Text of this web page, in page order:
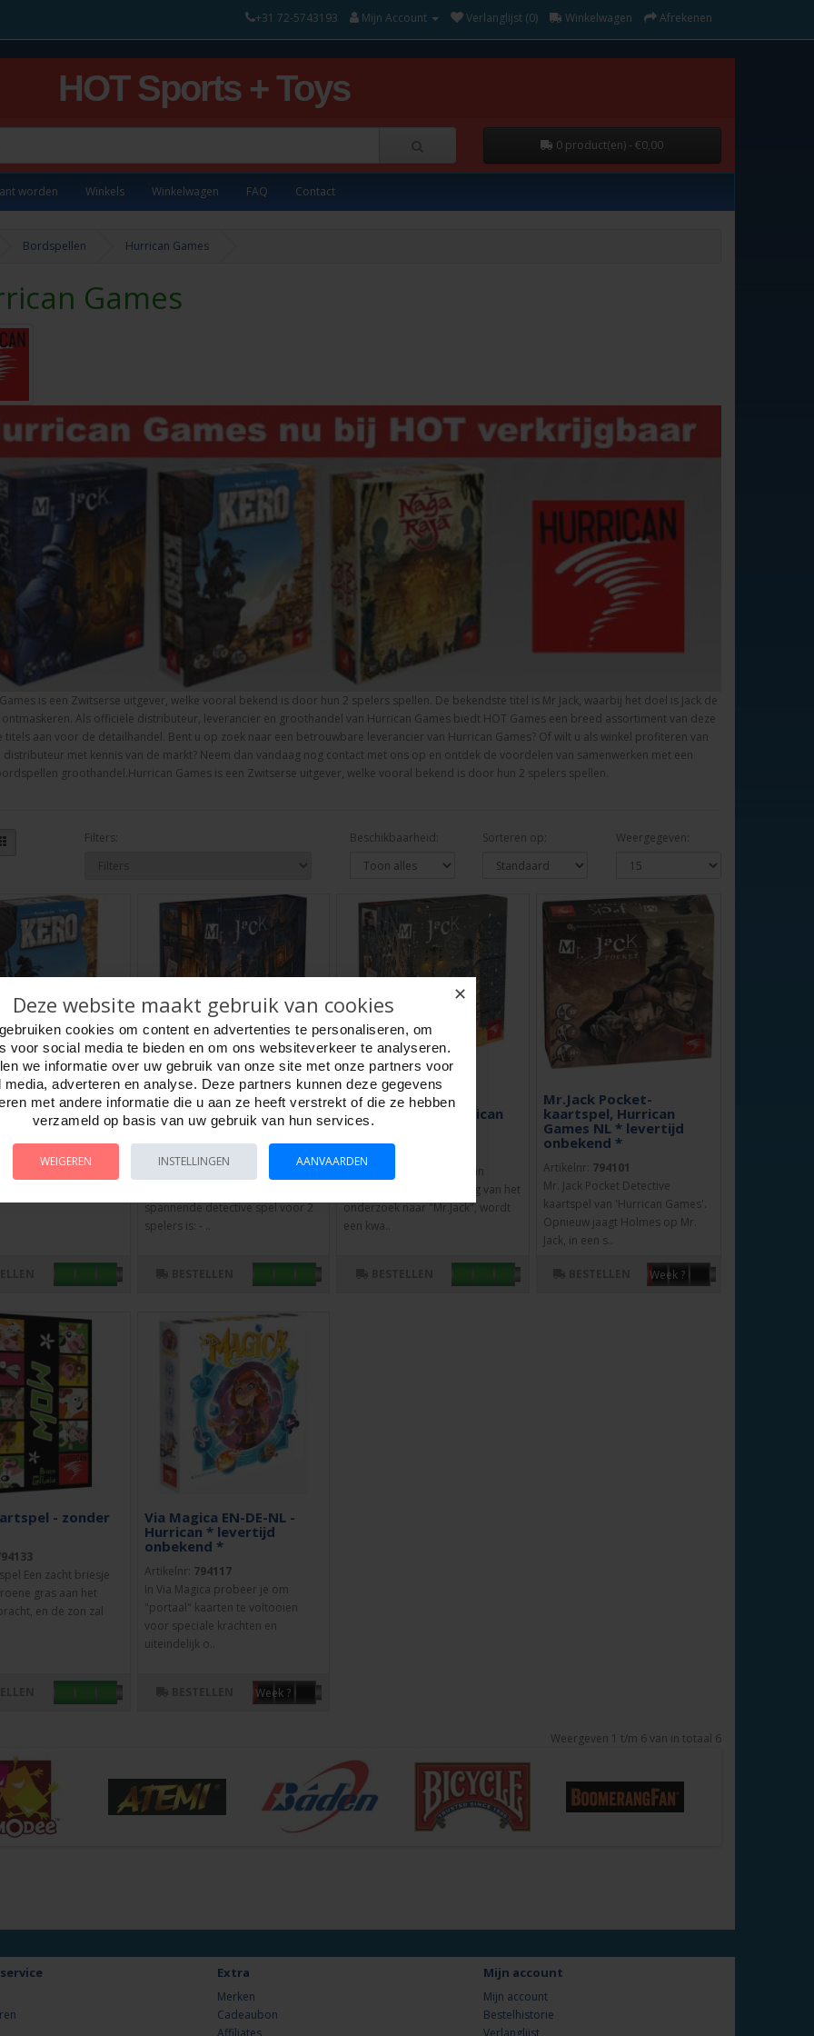
+31 72-5743193 Mijn Account Verlanglijst (0) Winkelwagen Afrekenen
HOT Sports + Toys
0 product(en) - €0,00
worden Winkels Winkelwagen FAQ Contact
Bordspellen Hurrican Games
Games
is een Zwitserse uitgever, welke vooral bekend is door hun 2 spelers spellen. De bekendste titel is Mr Jack, waarbij het doel is Jack de
Als officiële distributeur, leverancier en groothandel van Hurrican Games biedt HOT Games een breed assortiment van deze
titels aan voor de detailhandel. Bent u op zoek naar een betrouwbare leverancier van Hurrican Games? Of wilt u als winkel profiteren van
distributeur met kennis van de markt? Neem dan vandaag nog contact met ons op en ontdek de voordelen van samenwerken met een
groothandel.Hurrican Games is een Zwitserse uitgever, welke vooral bekend is door hun 2 spelers spellen.
Filters: Beschikbaarheid: Sorteren op: Weergegeven:
Hurrican
Games Het is juni
- KERO- is
Mr.Jack (Londen)
bordspel, Hurrican Games
NL
spannende detective spel voor 2
spelers is: - ..
Mr.Jack New
York,bordspel,Hurrican
Games
Mr. Jack New York, Hurrican
Games NL Naar aanleiding van het
onderzoek naar "Mr.Jack", wordt
een kwa..
Mr.Jack Pocket-
kaartspel, Hurrican
Games NL * levertijd
onbekend *
Artikelnr: 794101
Mr. Jack Pocket Detective
kaartspel van 'Hurrican Games'.
Opnieuw jaagt Holmes op Mr.
Jack, in een s..
Week ?
- zonder
Een zacht briesje
gras aan het
en de zon zal
Via Magica EN-DE-NL -
Hurrican * levertijd
onbekend *
Artikelnr: 794117
In Via Magica probeer je om
"portaal" kaarten te voltooien
voor speciale krachten en
uiteindelijk o..
Week ?
Weergeven 1 t/m 6 van in totaal 6
Extra
Merken
Cadeaubon
Affiliates
Mijn account
Mijn account
Bestelhistorie
Verlanglijst
✕
Deze website maakt gebruik van cookies
cookies om content en advertenties te personaliseren, om
voor social media te bieden en om ons websiteverkeer te analyseren.
we informatie over uw gebruik van onze site met onze partners voor
media, adverteren en analyse. Deze partners kunnen deze gegevens
met andere informatie die u aan ze heeft verstrekt of die ze hebben
verzameld op basis van uw gebruik van hun services.
WEIGEREN INSTELLINGEN AANVAARDEN